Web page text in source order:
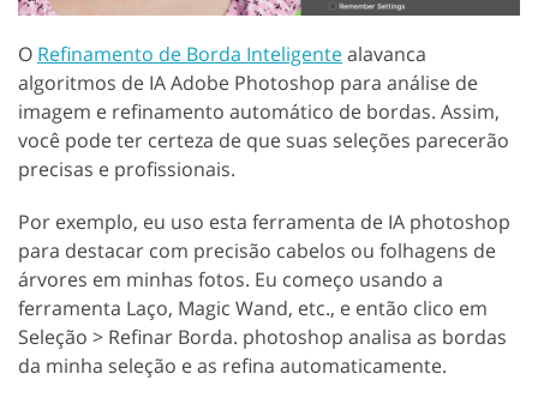
O Refinamento de Borda Inteligentealavanca
algoritmos de IA Adobe Photoshop para análise de
imagem e refinamento automático de bordas. Assim,
você pode ter certeza de que suas seleções parecerão
precisas e profissionais.
Por exemplo, eu uso esta ferramenta de IA photoshop
para destacar com precisão cabelos ou folhagens de
árvores em minhas fotos. Eu começo usando a
ferramenta Laço, Magic Wand, etc., e então clico em
Seleção > Refinar Borda. photoshop analisa as bordas
da minha seleção e as refina automaticamente.